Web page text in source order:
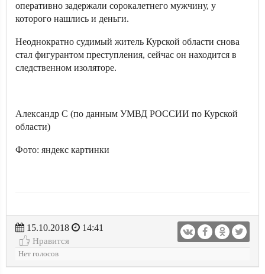
оперативно задержали сорокалетнего мужчину, у
которого нашлись и деньги.
Неоднократно судимый житель Курской области снова
стал фигурантом преступления, сейчас он находится в
следственном изоляторе.
Александр С (по данным УМВД РОССИИ по Курской
области)
Фото: яндекс картинки
15.10.2018
14:41
Нравится
Нет голосов